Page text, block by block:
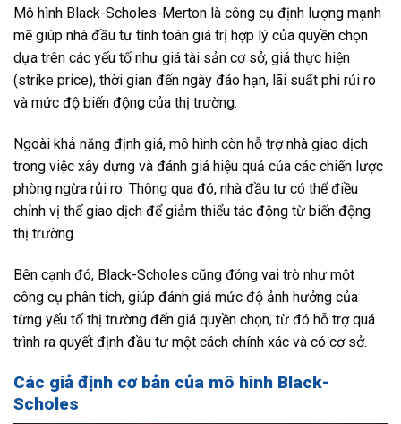
Mô hình Black-Scholes-Merton là công cụ định lượng mạnh
mẽ giúp nhà đầu tư tính toán giá trị hợp lý của quyền chọn
dựa trên các yếu tố như giá tài sản cơ sở, giá thực hiện
(strike price), thời gian đến ngày đáo hạn, lãi suất phi rủi ro
và mức độ biến động của thị trường.
Ngoài khả năng định giá, mô hình còn hỗ trợ nhà giao dịch
trong việc xây dựng và đánh giá hiệu quả của các chiến lược
phòng ngừa rủi ro. Thông qua đó, nhà đầu tư có thể điều
chỉnh vị thế giao dịch để giảm thiểu tác động từ biến động
thị trường.
Bên cạnh đó, Black-Scholes cũng đóng vai trò như một
công cụ phân tích, giúp đánh giá mức độ ảnh hưởng của
từng yếu tố thị trường đến giá quyền chọn, từ đó hỗ trợ quá
trình ra quyết định đầu tư một cách chính xác và có cơ sở.
Các giả định cơ bản của mô hình Black-
Scholes